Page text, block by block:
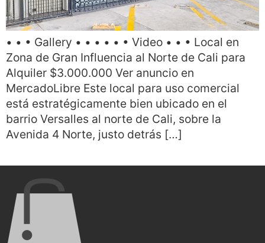
• • • Gallery • • • • • • Video • • • Local en
Zona de Gran Influencia al Norte de Cali para
Alquiler $3.000.000 Ver anuncio en
MercadoLibre Este local para uso comercial
está estratégicamente bien ubicado en el
barrio Versalles al norte de Cali, sobre la
Avenida 4 Norte, justo detrás […]